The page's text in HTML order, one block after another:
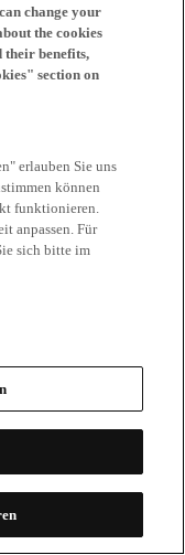
change your
the cookies
their benefits,
section on
erlauben Sie uns
können
funktionieren.
anpassen. Für
sich bitte im